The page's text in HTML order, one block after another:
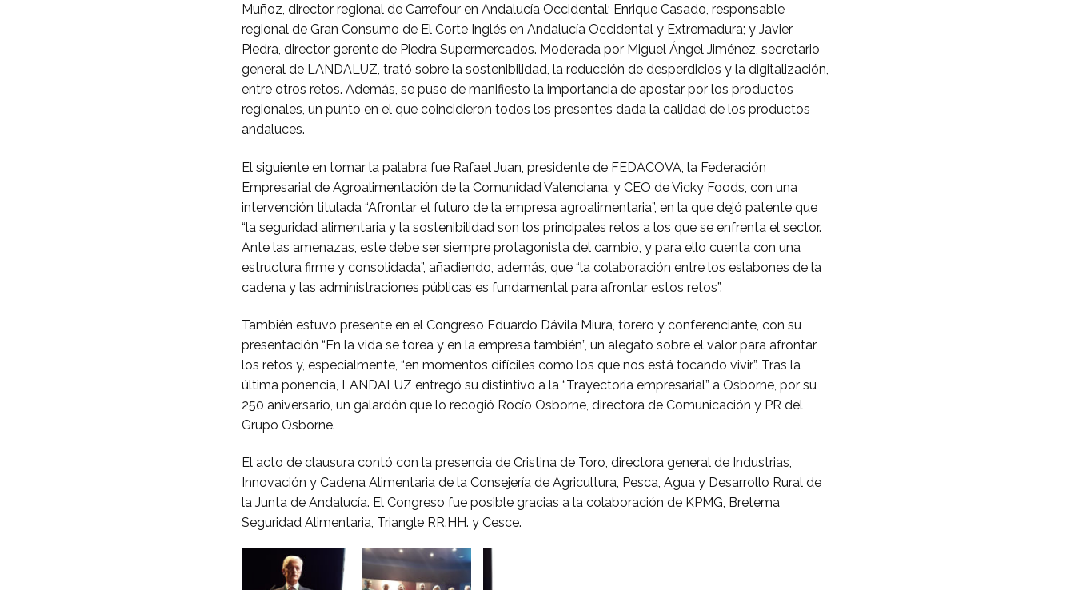
Muñoz, director regional de Carrefour en Andalucía Occidental; Enrique Casado, responsable
regional de Gran Consumo de El Corte Inglés en Andalucía Occidental y Extremadura; y Javier
Piedra, director gerente de Piedra Supermercados. Moderada por Miguel Ángel Jiménez, secretario
general de LANDALUZ, trató sobre la sostenibilidad, la reducción de desperdicios y la digitalización,
entre otros retos. Además, se puso de manifiesto la importancia de apostar por los productos
regionales, un punto en el que coincidieron todos los presentes dada la calidad de los productos
andaluces.
El siguiente en tomar la palabra fue Rafael Juan, presidente de FEDACOVA, la Federación
Empresarial de Agroalimentación de la Comunidad Valenciana, y CEO de Vicky Foods, con una
intervención titulada “Afrontar el futuro de la empresa agroalimentaria”, en la que dejó patente que
“la seguridad alimentaria y la sostenibilidad son los principales retos a los que se enfrenta el sector.
Ante las amenazas, este debe ser siempre protagonista del cambio, y para ello cuenta con una
estructura firme y consolidada”, añadiendo, además, que “la colaboración entre los eslabones de la
cadena y las administraciones públicas es fundamental para afrontar estos retos”.
También estuvo presente en el Congreso Eduardo Dávila Miura, torero y conferenciante, con su
presentación “En la vida se torea y en la empresa también”, un alegato sobre el valor para afrontar
los retos y, especialmente, “en momentos difíciles como los que nos está tocando vivir”. Tras la
última ponencia, LANDALUZ entregó su distintivo a la “Trayectoria empresarial” a Osborne, por su
250 aniversario, un galardón que lo recogió Rocío Osborne, directora de Comunicación y PR del
Grupo Osborne.
El acto de clausura contó con la presencia de Cristina de Toro, directora general de Industrias,
Innovación y Cadena Alimentaria de la Consejería de Agricultura, Pesca, Agua y Desarrollo Rural de
la Junta de Andalucía. El Congreso fue posible gracias a la colaboración de KPMG, Bretema
Seguridad Alimentaria, Triangle RR.HH. y Cesce.